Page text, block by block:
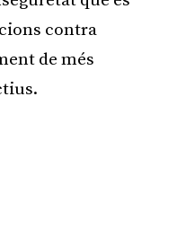
contra
de més